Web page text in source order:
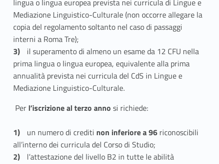
Mediazione Linguistico-Culturale (non occorre allegare la
copia del regolamento soltanto nel caso di passaggi
interni a Roma Tre);
il superamento di almeno un esame da 12 CFU nella
prima lingua o lingua europea, equivalente alla prima
annualità prevista nei curricula del CdS in Lingue e
Mediazione Linguistico-Culturale.
Per l’iscrizione al terzo anno si richiede:
un numero di crediti non inferiore a 96riconoscibili
all’interno dei curricula del Corso di Studio;
l’attestazione del livello B2 in tutte le abilità